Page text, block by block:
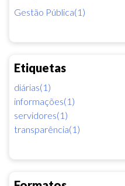
Gestão Pública(1)
Etiquetas
diárias(1)
informações(1)
servidores(1)
transparência(1)